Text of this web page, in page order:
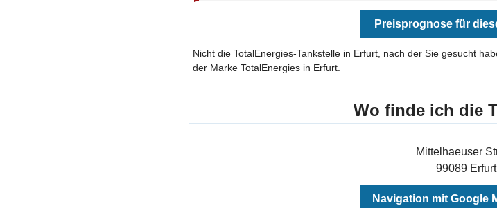
Preisprognose für
Nicht die TotalEnergies-Tankstelle in Erfurt, nach der Sie gesucht
der Marke TotalEnergies in Erfurt.
Wo finde ich die
Mittelhaeuser
99089 Erfurt
Navigation mit Google